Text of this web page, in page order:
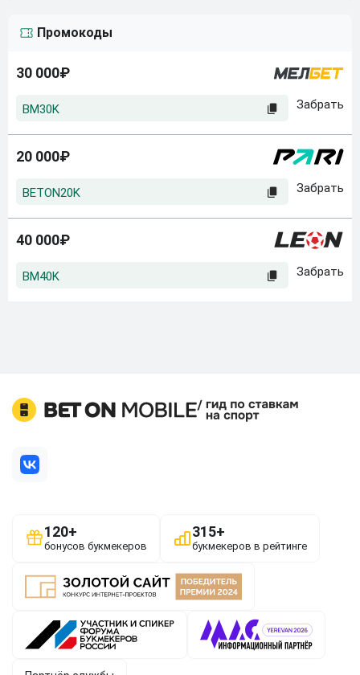
Промокоды
30 000₽
BM30K
20 000₽
BETON20K
40 000₽
BM40K